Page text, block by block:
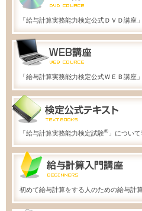
「給与計算実務能力検定公式ＤＶＤ講座
「給与計算実務能力検定公式ＷＥＢ講座
「給与計算実務能力検定試験® 」につい
初めて給与計算をする人のための給与計